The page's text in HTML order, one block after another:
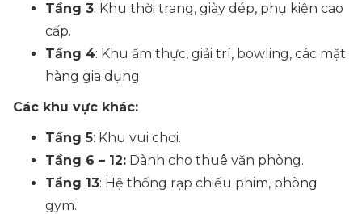
Tầng 3: Khu thời trang, giày dép, phụ kiện cao
cấp.
Tầng 4: Khu ẩm thực, giải trí, bowling, các mặt
hàng gia dụng.
Các khu vực khác:
Tầng 5: Khu vui chơi.
Tầng 6 – 12: Dành cho thuê văn phòng.
Tầng 13: Hệ thống rạp chiếu phim, phòng
gym.